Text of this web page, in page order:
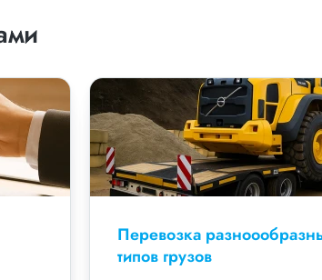
Перевозка
типов грузов